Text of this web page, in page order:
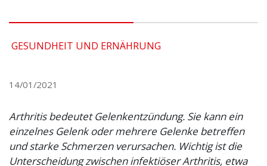
GESUNDHEIT UND ERNÄHRUNG
14/01/2021
Arthritis bedeutet Gelenkentzündung. Sie kann ein
einzelnes Gelenk oder mehrere Gelenke betreffen
und starke Schmerzen verursachen. Wichtig ist die
Unterscheidung zwischen infektiöser Arthritis, etwa